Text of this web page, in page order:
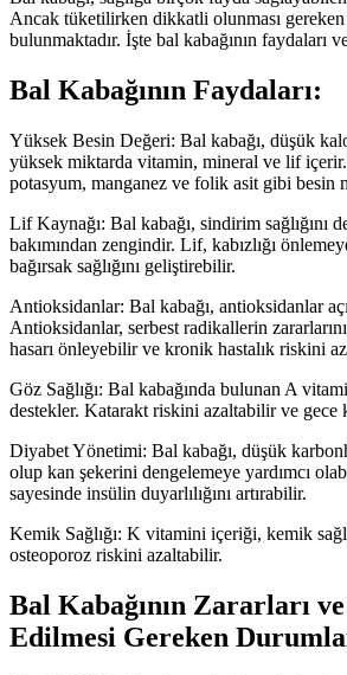
Ancak tüketilirken dikkatli olunması gereken
bulunmaktadır. İşte bal kabağının faydaları
Bal Kabağının Faydaları:
Yüksek Besin Değeri: Bal kabağı, düşük
yüksek miktarda vitamin, mineral ve lif
potasyum, manganez ve folik asit gibi besin
Lif Kaynağı: Bal kabağı, sindirim sağlığını
bakımından zengindir. Lif, kabızlığı
bağırsak sağlığını geliştirebilir.
Antioksidanlar: Bal kabağı, antioksidanlar
Antioksidanlar, serbest radikallerin
hasarı önleyebilir ve kronik hastalık riskini
Göz Sağlığı: Bal kabağında bulunan A
destekler. Katarakt riskini azaltabilir ve
Diyabet Yönetimi: Bal kabağı, düşük
olup kan şekerini dengelemeye yardımcı
sayesinde insülin duyarlılığını artırabilir.
Kemik Sağlığı: K vitamini içeriği, kemik
osteoporoz riskini azaltabilir.
Bal Kabağının Zararları
Edilmesi Gereken